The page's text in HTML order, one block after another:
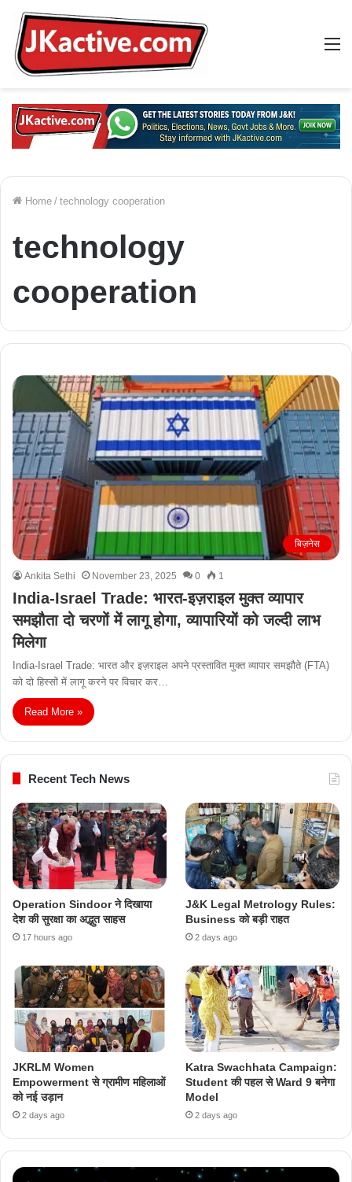
Home / technology cooperation
technology
cooperation
बिज़नेस
Ankita Sethi November 23, 2025 0 1
India-Israel Trade: भारत-इज़राइल मुक्त व्यापार
समझौता दो चरणों में लागू होगा, व्यापारियों को जल्दी लाभ
मिलेगा
India-Israel Trade: भारत और इज़राइल अपने प्रस्तावित मुक्त व्यापार समझौते (FTA)
को दो हिस्सों में लागू करने पर विचार कर…
Read More »
Recent Tech News
Operation Sindoor ने दिखाया
देश की सुरक्षा का अद्भुत साहस
17 hours ago
J&K Legal Metrology Rules:
Business को बड़ी राहत
2 days ago
JKRLM Women
Empowerment से ग्रामीण महिलाओं
को नई उड़ान
2 days ago
Katra Swachhata Campaign:
Student की पहल से Ward 9 बनेगा
Model
2 days ago